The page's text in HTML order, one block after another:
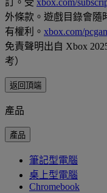
訂。受 xbox.com/
外條款。遊戲目錄會隨
有權利。 xbox.com/
免責聲明出自 Xbox
考）
返回頂端
產品
產品
筆記型電腦
桌上型電腦
Chromebook